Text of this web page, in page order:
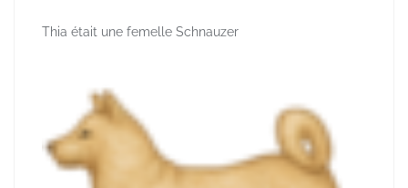
Thia était une femelle Schnauzer